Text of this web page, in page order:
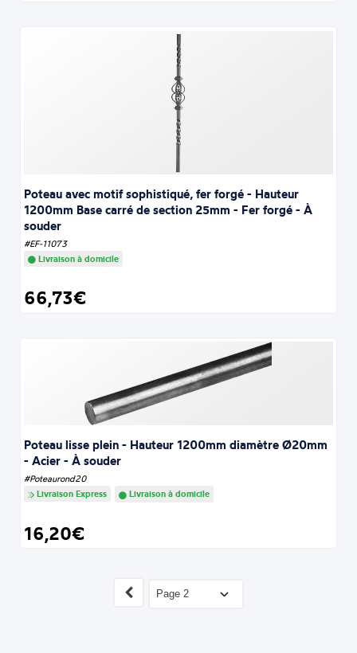
Poteau avec motif sophistiqué, fer forgé - Hauteur
1200mm Base carré de section 25mm - Fer forgé - À
souder
#EF-11073
Livraison à domicile
66,73€
Poteau lisse plein - Hauteur 1200mm diamètre Ø20mm
- Acier - À souder
#Poteaurond20
Livraison Express
Livraison à domicile
16,20€